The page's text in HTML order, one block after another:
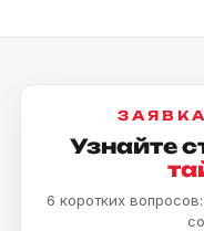
Узнайте
6 коротких